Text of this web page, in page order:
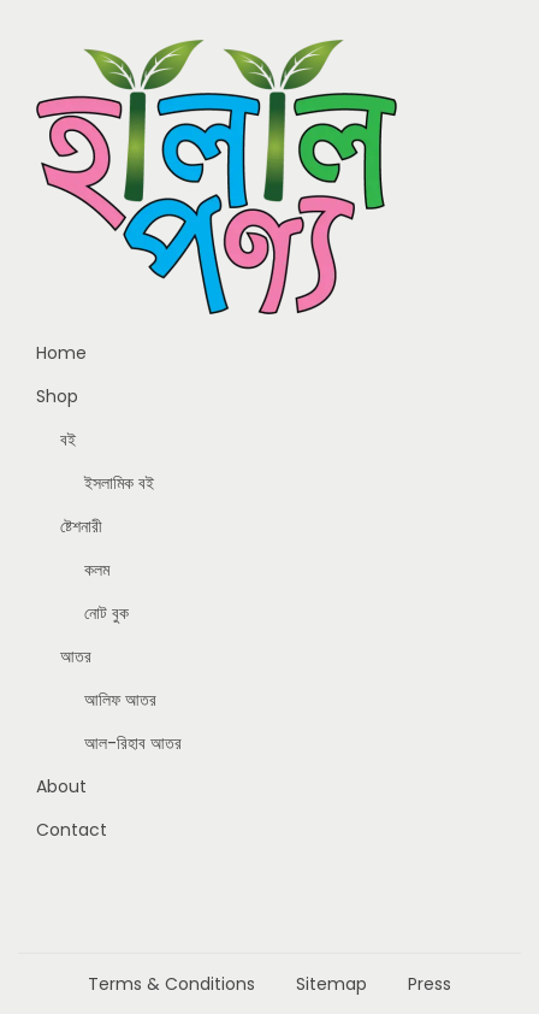
Home
Shop
বই
ইসলামিক বই
ষ্টেশনারী
কলম
নোট বুক
আতর
আলিফ আতর
আল-রিহাব আতর
About
Contact
Terms & Conditions Sitemap Press